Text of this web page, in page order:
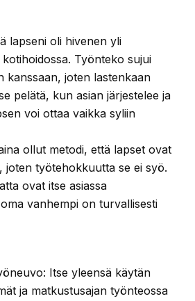
lapseni oli hivenen yli
Työnteko sujui
kanssaan, joten lastenkaan
pelätä, kun asian järjestelee ja
voi ottaa vaikka syliin
ollut metodi, että lapset ovat
joten työtehokkuutta se ei syö.
ovat itse asiassa
vanhempi on turvallisesti
Itse yleensä käytän
ja matkustusajan työnteossa